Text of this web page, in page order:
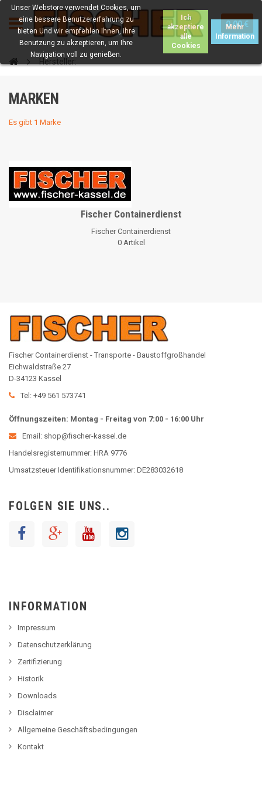
0.00 €
Unser Webstore verwendet Cookies, um
eine bessere Benutzererfahrung zu
bieten Und wir empfehlen Ihnen, ihre
Benutzung zu akzeptieren, um Ihre
Navigation voll zu genießen.
Ich
akzeptiere
alle
Cookies
Mehr
Information
Hersteller:
MARKEN
Es gibt 1 Marke
Fischer Containerdienst
Fischer Containerdienst
0 Artikel
Fischer Containerdienst - Transporte - Baustoffgroßhandel
Eichwaldstraße 27
D-34123 Kassel
Tel: +49 561 573741
Öffnungszeiten: Montag - Freitag von 7:00 - 16:00 Uhr
Email: shop@fischer-kassel.de
Handelsregisternummer: HRA 9776
Umsatzsteuer Identifikationsnummer: DE283032618
FOLGEN SIE UNS..
INFORMATION
Impressum
Datenschutzerklärung
Zertifizierung
Historik
Downloads
Disclaimer
Allgemeine Geschäftsbedingungen
Kontakt